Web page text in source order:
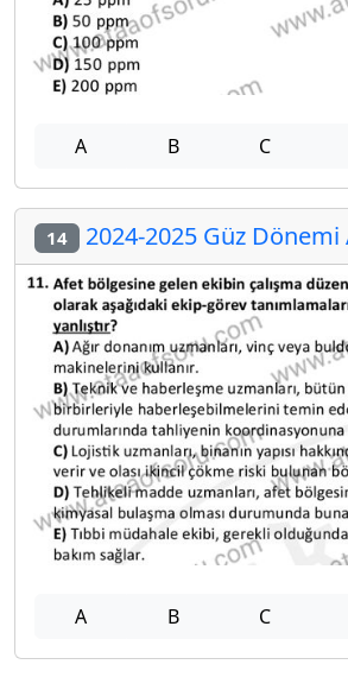
A B C
14 2024-2025 Güz Dönemi
A B C